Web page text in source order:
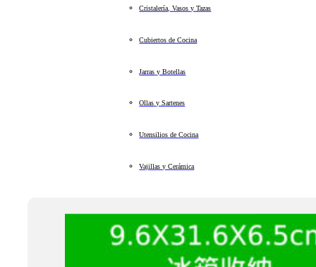
Cristalería, Vasos y Tazas
Cubiertos de Cocina
Jarras y Botellas
Ollas y Sartenes
Utensilios de Cocina
Vajillas y Cerámica